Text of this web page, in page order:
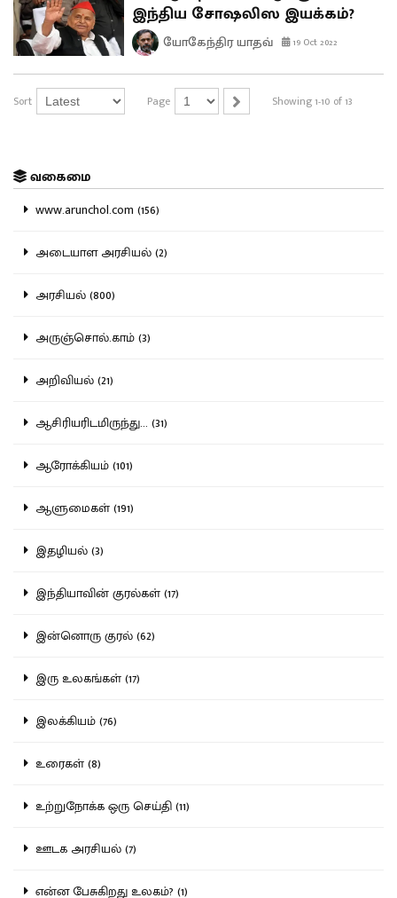
இந்திய சோஷலிஸ இயக்கம்?
யோகேந்திர யாதவ் 19 Oct 2022
Sort Page Showing 1-10 of 13
வகைமை
www.arunchol.com (156)
அடையாள அரசியல் (2)
அரசியல் (800)
அருஞ்சொல்.காம் (3)
அறிவியல் (21)
ஆசிரியரிடமிருந்து... (31)
ஆரோக்கியம் (101)
ஆளுமைகள் (191)
இதழியல் (3)
இந்தியாவின் குரல்கள் (17)
இன்னொரு குரல் (62)
இரு உலகங்கள் (17)
இலக்கியம் (76)
உரைகள் (8)
உற்றுநோக்க ஒரு செய்தி (11)
ஊடக அரசியல் (7)
என்ன பேசுகிறது உலகம்? (1)